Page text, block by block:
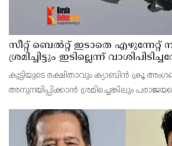
സീറ്റ് ബെല്‍റ്റ് ഇടാതെ എഴുന്നേറ്റ്
ശ്രമിച്ചിട്ടും ഇടില്ലെന്ന്
റദ്ദാക്കി
കുട്ടിയുടെ രക്ഷിതാവും ക്യാബിന്‍ ക്രൂ
അനുനയിപ്പിക്കാന്‍ ശ്രമിച്ചെങ്കിലും